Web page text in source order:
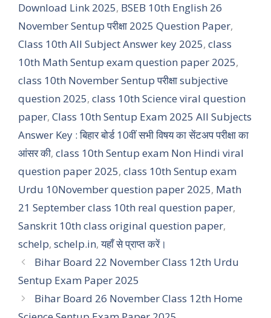
Download Link 2025, BSEB 10th English 26
November Sentup परीक्षा 2025 Question Paper,
Class 10th All Subject Answer key 2025, class
10th Math Sentup exam question paper 2025,
class 10th November Sentup परीक्षा subjective
question 2025, class 10th Science viral question
paper, Class 10th Sentup Exam 2025 All Subjects
Answer Key : बिहार बोर्ड 10वीं सभी विषय का सेंटअप परीक्षा का
आंसर की, class 10th Sentup exam Non Hindi viral
question paper 2025, class 10th Sentup exam
Urdu 10November question paper 2025, Math
21 September class 10th real question paper,
Sanskrit 10th class original question paper,
schelp, schelp.in,यहाँ से प्राप्त करें।
Bihar Board 22 November Class 12th Urdu
Sentup Exam Paper 2025
Bihar Board 26 November Class 12th Home